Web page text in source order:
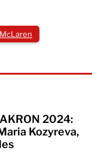
McLaren
2024:
Kozyreva,